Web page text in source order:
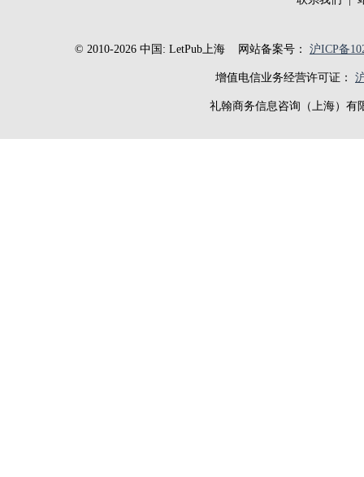
© 2010-2026 中国: LetPub上海网站备案号： 沪ICP备
增值电信业务经营许可证：
礼翰商务信息咨询（上海）